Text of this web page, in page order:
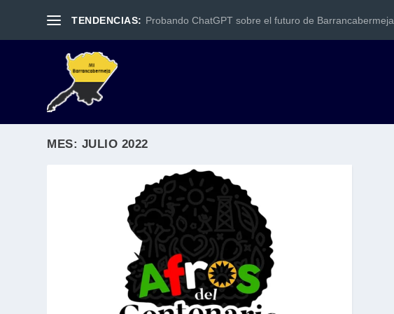
TENDENCIAS: Probando ChatGPT sobre el futuro de Barrancabermeja
MES: JULIO 2022